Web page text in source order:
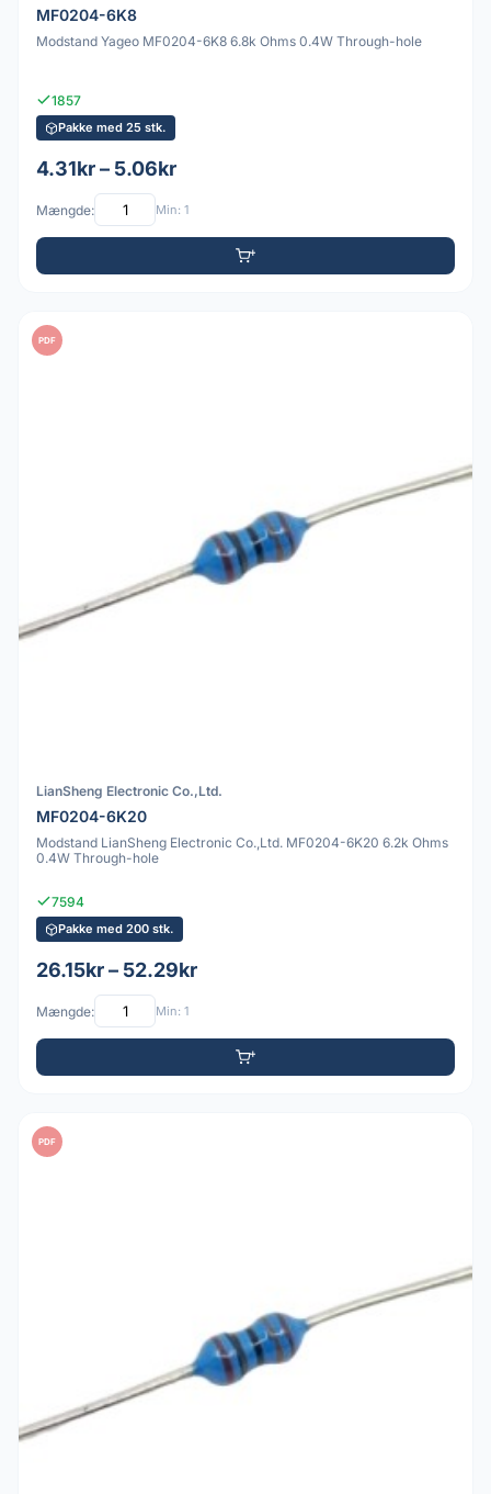
MF0204-6K8
Modstand Yageo MF0204-6K8 6.8k Ohms 0.4W Through-hole
1857
Pakke med 25 stk.
4.31kr – 5.06kr
Mængde: Min: 1
PDF
LianSheng Electronic Co.,Ltd.
MF0204-6K20
Modstand LianSheng Electronic Co.,Ltd. MF0204-6K20 6.2k Ohms
0.4W Through-hole
7594
Pakke med 200 stk.
26.15kr – 52.29kr
Mængde: Min: 1
PDF